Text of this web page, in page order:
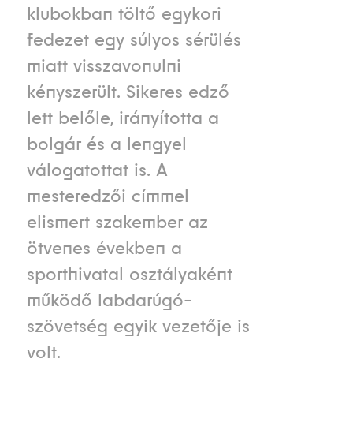
klubokban töltő egykori
fedezet egy súlyos sérülés
miatt visszavonulni
kényszerült. Sikeres edző
lett belőle, irányította a
bolgár és a lengyel
válogatottat is. A
mesteredzői címmel
elismert szakember az
ötvenes években a
sporthivatal osztályaként
működő labdarúgó-
szövetség egyik vezetője is
volt.